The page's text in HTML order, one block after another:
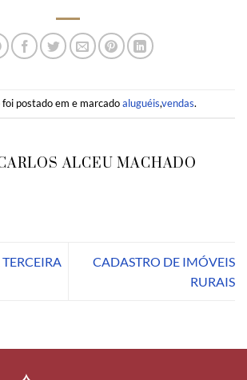
postado em e marcadoaluguéis,vendas.
ALCEU MACHADO
CADASTRO DE IMÓVEIS
RURAIS